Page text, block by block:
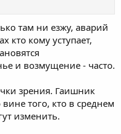
там ни езжу, аварий
кто кому уступает,
и возмущение - часто.
зрения. Гаишник
того, кто в среднем
изменить.